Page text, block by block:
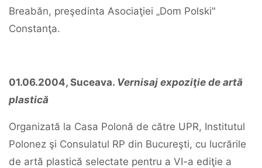
Breabăn, preşedinta Asociaţiei „Dom Polski"
Constanţa.
01.06.2004, Suceava. Vernisaj expoziţie de artă
plastică
Organizată la Casa Polonă de către UPR, Institutul
Polonez şi Consulatul RP din Bucureşti, cu lucrările
de artă plastică selectate pentru a VI-a ediţie a